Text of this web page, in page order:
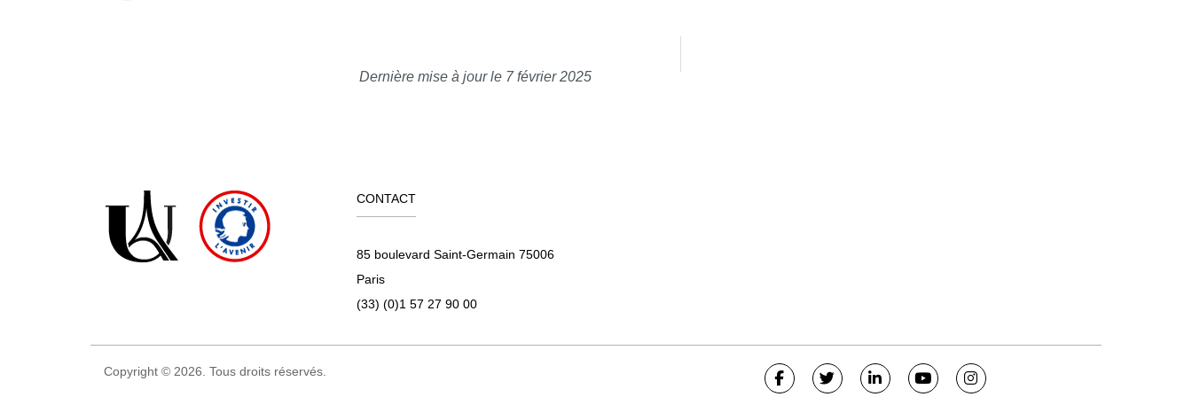
Dernière mise à jour le 7 février 2025
CONTACT
85 boulevard Saint-Germain 75006
Paris
(33) (0)1 57 27 90 00
Copyright © 2026. Tous droits réservés.